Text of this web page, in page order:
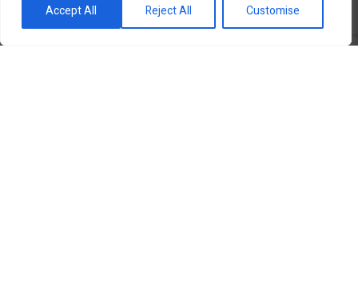
Customise
Reject All
Accept Allפורטל השקעות וחדשנות